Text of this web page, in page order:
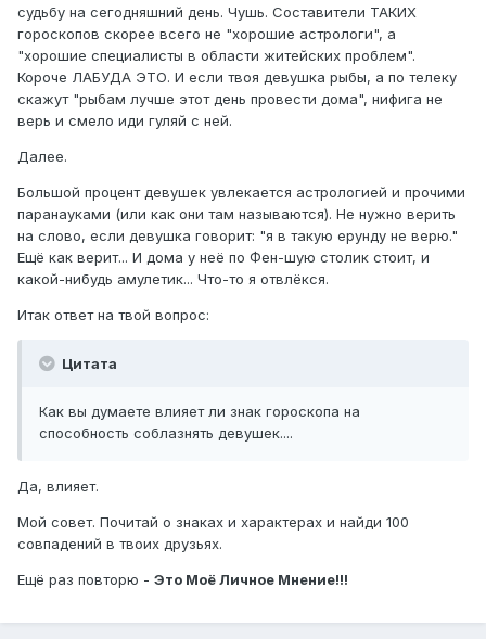
судьбу на сегодняшний день. Чушь. Составители ТАКИХ
гороскопов скорее всего не "хорошие астрологи", а
"хорошие специалисты в области житейских проблем".
Короче ЛАБУДА ЭТО. И если твоя девушка рыбы, а по телеку
скажут "рыбам лучше этот день провести дома", нифига не
верь и смело иди гуляй с ней.
Далее.
Большой процент девушек увлекается астрологией и прочими
паранауками (или как они там называются). Не нужно верить
на слово, если девушка говорит: "я в такую ерунду не верю."
Ещё как верит... И дома у неё по Фен-шую столик стоит, и
какой-нибудь амулетик... Что-то я отвлёкся.
Итак ответ на твой вопрос:
Цитата
Как вы думаете влияет ли знак гороскопа на
способность соблазнять девушек....
Да, влияет.
Мой совет. Почитай о знаках и характерах и найди 100
совпадений в твоих друзьях.
Ещё раз повторю - Это Моё Личное Мнение!!!